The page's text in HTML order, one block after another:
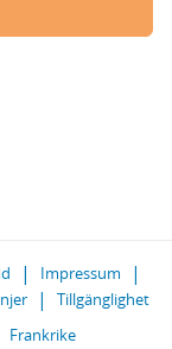
Impressum
Tillgänglighet
Frankrike